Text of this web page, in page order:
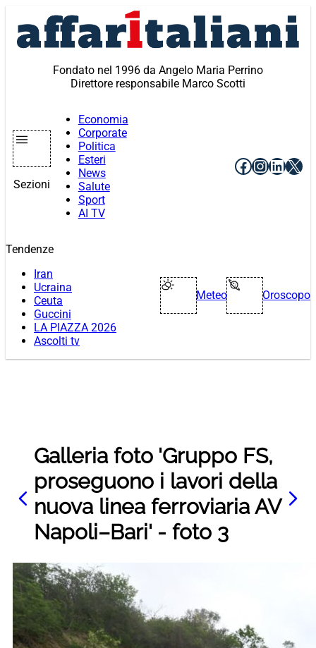
contenuto
Fondato nel 1996 da Angelo Maria Perrino
Direttore responsabile Marco Scotti
Sezioni
Economia
Corporate
Politica
Esteri
News
Salute
Sport
AI TV
Facebook
X
Tendenze
Iran
Ucraina
Ceuta
Guccini
LA PIAZZA 2026
Ascolti tv
Meteo Oroscopo
Galleria foto 'Gruppo FS,
proseguono i lavori della
nuova linea ferroviaria AV
Napoli–Bari' - foto 3